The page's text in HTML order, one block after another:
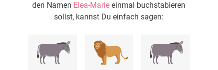
den Namen Elea-Marie einmal buchstabieren
sollst, kannst Du einfach sagen: